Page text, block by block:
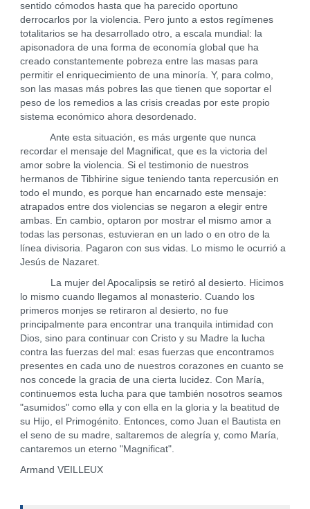
sentido cómodos hasta que ha parecido oportuno
derrocarlos por la violencia. Pero junto a estos regímenes
totalitarios se ha desarrollado otro, a escala mundial: la
apisonadora de una forma de economía global que ha
creado constantemente pobreza entre las masas para
permitir el enriquecimiento de una minoría. Y, para colmo,
son las masas más pobres las que tienen que soportar el
peso de los remedios a las crisis creadas por este propio
sistema económico ahora desordenado.
Ante esta situación, es más urgente que nunca
recordar el mensaje del Magnificat, que es la victoria del
amor sobre la violencia. Si el testimonio de nuestros
hermanos de Tibhirine sigue teniendo tanta repercusión en
todo el mundo, es porque han encarnado este mensaje:
atrapados entre dos violencias se negaron a elegir entre
ambas. En cambio, optaron por mostrar el mismo amor a
todas las personas, estuvieran en un lado o en otro de la
línea divisoria. Pagaron con sus vidas. Lo mismo le ocurrió a
Jesús de Nazaret.
La mujer del Apocalipsis se retiró al desierto. Hicimos
lo mismo cuando llegamos al monasterio. Cuando los
primeros monjes se retiraron al desierto, no fue
principalmente para encontrar una tranquila intimidad con
Dios, sino para continuar con Cristo y su Madre la lucha
contra las fuerzas del mal: esas fuerzas que encontramos
presentes en cada uno de nuestros corazones en cuanto se
nos concede la gracia de una cierta lucidez. Con María,
continuemos esta lucha para que también nosotros seamos
"asumidos" como ella y con ella en la gloria y la beatitud de
su Hijo, el Primogénito. Entonces, como Juan el Bautista en
el seno de su madre, saltaremos de alegría y, como María,
cantaremos un eterno "Magnificat".
Armand VEILLEUX